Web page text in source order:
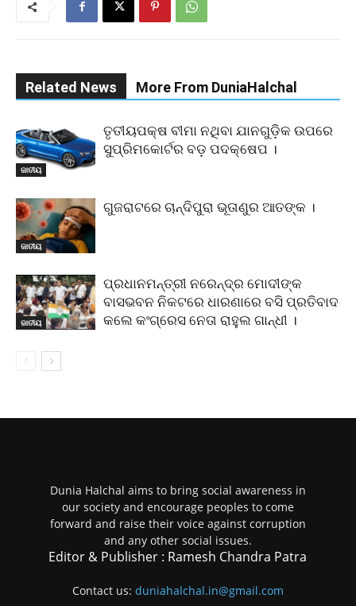
Related News More From DuniaHalchal
ଜାତୀୟ
ତୃତୀୟପକ୍ଷ ବୀମା ନଥିବା ଯାନଗୁଡ଼ିକ ଉପରେ
ସୁପ୍ରିମକୋର୍ଟର ବଡ଼ ପଦକ୍ଷେପ ।
ଜାତୀୟ
ଗୁଜରାଟରେ ଚାନ୍ଦିପୁରା ଭୂତାଣୁର ଆତଙ୍କ ।
ଜାତୀୟ
ପ୍ରଧାନମନ୍ତ୍ରୀ ନରେନ୍ଦ୍ର ମୋଦୀଙ୍କ
ବାସଭବନ ନିକଟରେ ଧାରଣାରେ ବସି ପ୍ରତିବାଦ
କଲେ କଂଗ୍ରେସ ନେତା ରାହୁଲ ଗାନ୍ଧୀ ।
Dunia Halchal aims to bring social awareness in
our society and encourage peoples to come
forward and raise their voice against corruption
and any other social issues.
Editor & Publisher : Ramesh Chandra Patra
Contact us: duniahalchal.in@gmail.com